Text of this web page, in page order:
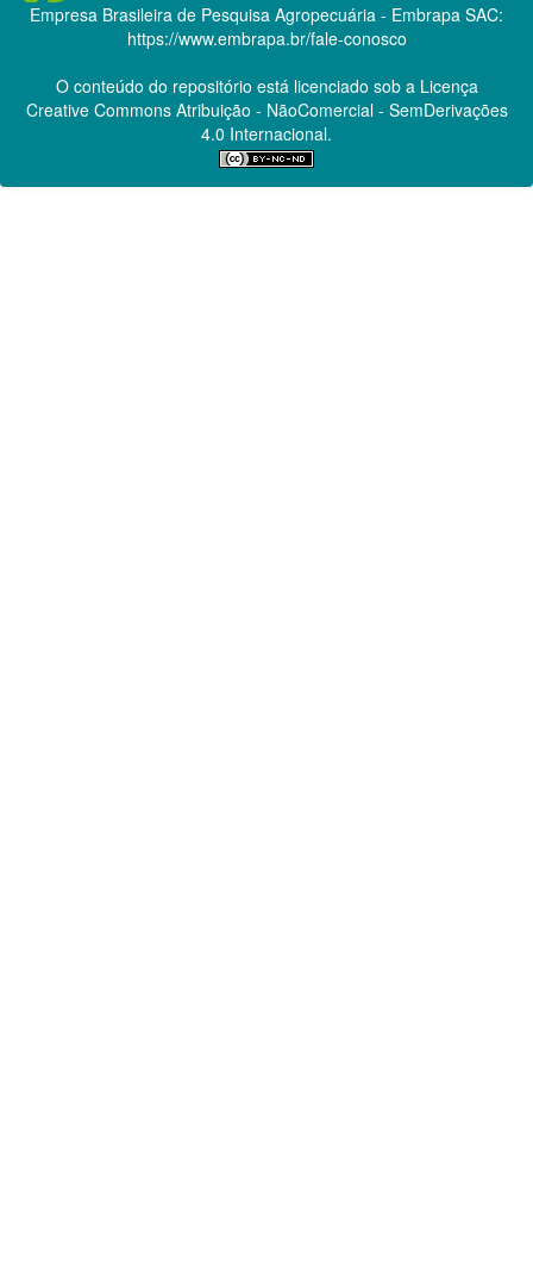
Empresa Brasileira de Pesquisa Agropecuária - Embrapa SAC:
https://www.embrapa.br/fale-conosco
O conteúdo do repositório está licenciado sob a Licença
Creative CommonsAtribuição - NãoComercial - SemDerivações
4.0 Internacional.